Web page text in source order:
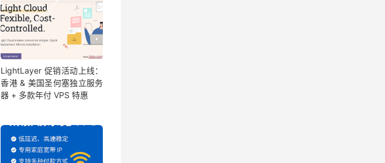
LightLayer 促销活动上线：
香港 & 美国圣何塞独立服务
器 + 多款年付 VPS 特惠